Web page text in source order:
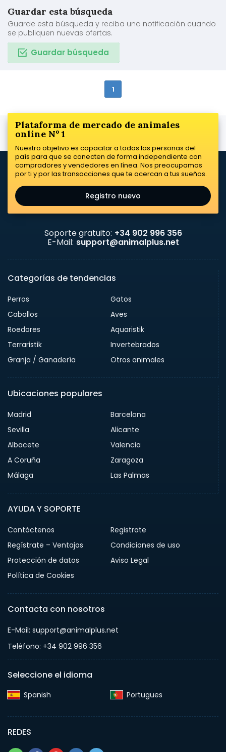
Guardar esta búsqueda
Guarde esta búsqueda y reciba una notificación cuando
se publiquen nuevas ofertas.
Guardar búsqueda
1
Plataforma de mercado de animales
online Nº 1
Nuestro objetivo es capacitar a todas las personas del
país para que se conecten de forma independiente con
compradores y vendedores en línea. Nos preocupamos
por ti y por las transacciones que te acercan a tus sueños.
Registro nuevo
Soporte gratuito: +34 902 996 356
E-Mail: support@animalplus.net
Categorías de tendencias
Perros
Gatos
Caballos
Aves
Roedores
Aquaristik
Terraristik
Invertebrados
Granja / Ganadería
Otros animales
Ubicaciones populares
Madrid
Barcelona
Sevilla
Alicante
Albacete
Valencia
A Coruña
Zaragoza
Málaga
Las Palmas
AYUDA Y SOPORTE
Contáctenos
Registrate
Regístrate – Ventajas
Condiciones de uso
Protección de datos
Aviso Legal
Política de Cookies
Contacta con nosotros
E-Mail: support@animalplus.net
Teléfono: +34 902 996 356
Seleccione el idioma
Spanish‎ Portugues‎
REDES